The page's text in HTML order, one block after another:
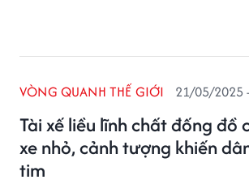
Tài xế liều lĩnh chất đống đồ
xe nhỏ, cảnh tượng khiến
tim
VÒNG QUANH THẾ GIỚI 21/05/2025